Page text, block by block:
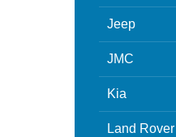
Jeep
JMC
Kia
Land Rover